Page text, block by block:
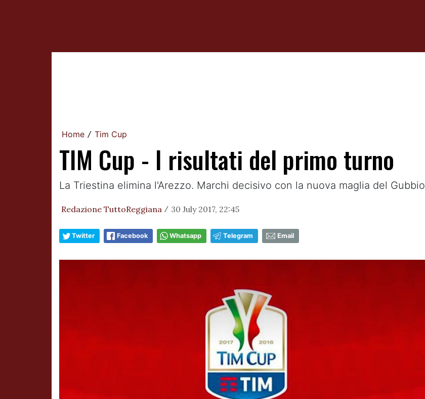
Home / Tim Cup
TIM Cup - I risultati del primo turno
La Triestina elimina l'Arezzo. Marchi decisivo con la nuova maglia del Gubbio
Redazione TuttoReggiana / 30 July 2017, 22:45
Twitter Facebook Whatsapp Telegram Email